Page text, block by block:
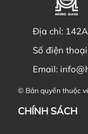
Địa chỉ:
Số điện
Email:
© Bản quyền thuộc
CHÍNH SÁCH